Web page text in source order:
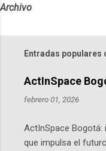
Archivo
Entradas populares
ActInSpace
febrero 01, 2026
ActInSpace
que impulsa el